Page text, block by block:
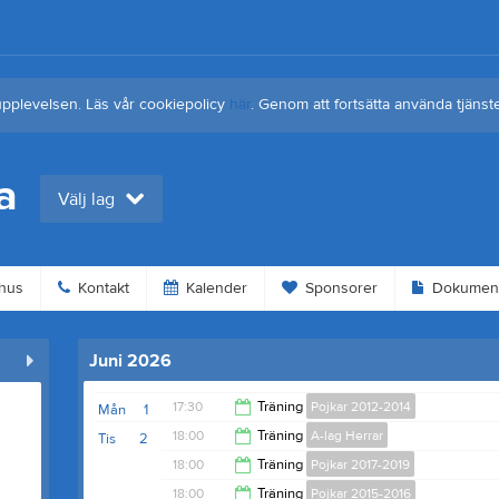
Läs vår cookiepolicy här. Genom att fortsätta använda
Välj lag
Kontakt Kalender Sponsorer
Juni 2026
1
Mån 17:30 Träning Pojkar 2012-2014
19:00
2
Tis 18:00 Träning A-lag Herrar
19:30
18:00 Träning Pojkar 2017-2019
18:00 Träning Pojkar 2015-2016